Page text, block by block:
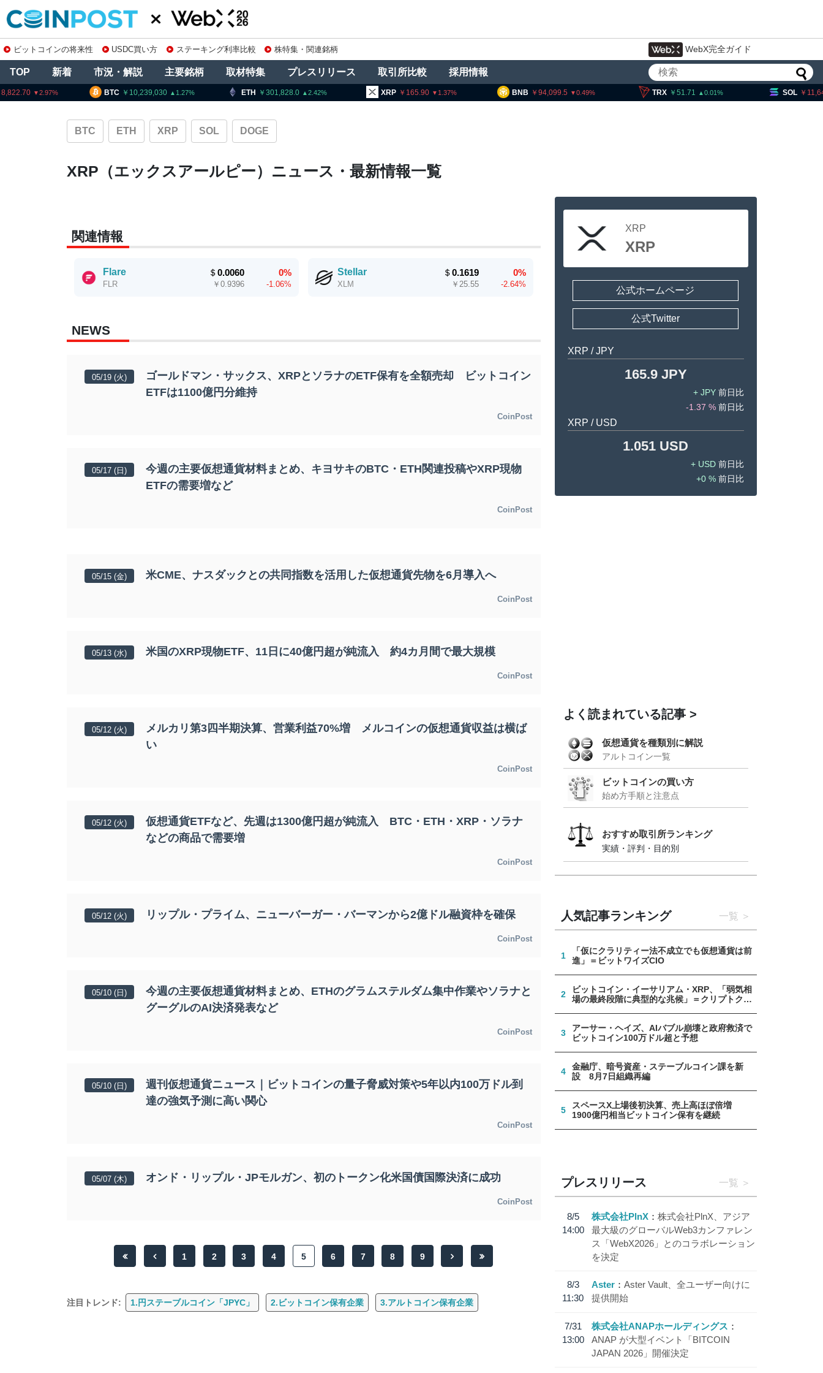
ビットコインの将来性 USDC買い方 ステーキング利率比較 株特集・関連銘柄 WebX完全ガイド
TOP 新着 市況・解説 主要銘柄 取材特集 プレスリリース 取引所比較 採用情報
BTC 10,239,030 1.27 ETH 301,828.0 2.42 XRP 165.90 1.37 BNB 94,099.5 0.49 TRX 51.71 0.01 SOL
8,822.70 2.97
BTC ETH XRP SOL DOGE
XRP（エックスアールピー）ニュース・最新情報一覧
関連情報
Flare
FLR
＄0.0060
￥0.9396
0%
-1.06%
Stellar
XLM
＄0.1619
￥ 25.55
0%
-2.64%
NEWS
05/19 (火)
ゴールドマン・サックス、XRPとソラナのETF保有を全額売却 ビットコイン
ETFは1100億円分維持
CoinPost
05/17 (日)
今週の主要仮想通貨材料まとめ、キヨサキのBTC・ETH関連投稿やXRP現物
ETFの需要増など
CoinPost
05/15 (金) 米CME、ナスダックとの共同指数を活用した仮想通貨先物を6月導入へ
CoinPost
05/13 (水) 米国のXRP現物ETF、11日に40億円超が純流入 約4カ月間で最大規模
CoinPost
05/12 (火)
メルカリ第3四半期決算、営業利益70%増 メルコインの仮想通貨収益は横ば
い
CoinPost
05/12 (火)
仮想通貨ETFなど、先週は1300億円超が純流入 BTC・ETH・XRP・ソラナ
などの商品で需要増
CoinPost
05/12 (火) リップル・プライム、ニューバーガー・バーマンから2億ドル融資枠を確保
CoinPost
05/10 (日)
今週の主要仮想通貨材料まとめ、ETHのグラムステルダム集中作業やソラナと
グーグルのAI決済発表など
CoinPost
05/10 (日)
週刊仮想通貨ニュース｜ビットコインの量子脅威対策や5年以内100万ドル到
達の強気予測に高い関心
CoinPost
05/07 (木) オンド・リップル・JPモルガン、初のトークン化米国債国際決済に成功
CoinPost
1 2 3 4 5 6 7 8 9
注目トレンド: 1.円ステーブルコイン「JPYC」 2.ビットコイン保有企業 3.アルトコイン保有企業
XRP
XRP
公式ホームページ
公式Twitter
XRP / JPY
165.9 JPY
JPY
-1.37 %
XRP / USD
1.051 USD
USD
0 %
よく読まれている記事
仮想通貨を種類別に解説
アルトコイン一覧
ビットコインの買い方
始め方手順と注意点
おすすめ取引所ランキング
実績・評判・目的別
人気記事ランキング 一覧
1
「仮にクラリティー法不成立でも仮想通貨は前
進」＝ビットワイズCIO
2
ビットコイン・イーサリアム・XRP、「弱気相
場の最終段階に典型的な兆候」＝クリプトクア
3
アーサー・ヘイズ、AIバブル崩壊と政府救済で
ビットコイン100万ドル超と予想
4
金融庁、暗号資産・ステーブルコイン課を新
設 8月7日組織再編
5
スペースX上場後初決算、売上高ほぼ倍増
1900億円相当ビットコイン保有を継続
プレスリリース 一覧
8/5
14:00
株式会社PlnX
株式会社PlnX、アジア
最大級のグローバルWeb3カンファレン
ス「WebX2026」とのコラボレーション
を決定
8/3
11:30
Aster
Aster Vault、全ユーザー向けに
提供開始
7/31
13:00
株式会社ANAPホールディングス
ANAP が大型イベント「BITCOIN
JAPAN 2026」開催決定